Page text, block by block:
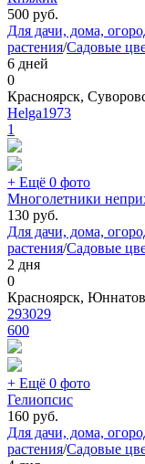
500 руб.
Для дачи, дома,
растения/Садовые
6 дней
0
Красноярск,
Helga1973
1
+ Ещё 0 фото
Многолетники
130 руб.
Для дачи, дома,
растения/Садовые
2 дня
0
Красноярск, Юннатов
293029
600
+ Ещё 0 фото
Гелиопсис
160 руб.
Для дачи, дома,
растения/Садовые